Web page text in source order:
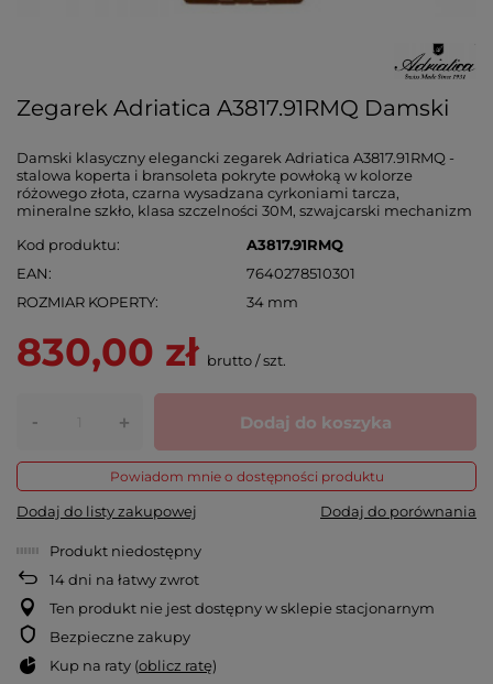
Zegarek Adriatica A3817.91RMQ Damski
Damski klasyczny elegancki zegarek Adriatica A3817.91RMQ -
stalowa koperta i bransoleta pokryte powłoką w kolorze
różowego złota, czarna wysadzana cyrkoniami tarcza,
mineralne szkło, klasa szczelności 30M, szwajcarski mechanizm
Kod produktu
A3817.91RMQ
EAN
7640278510301
ROZMIAR KOPERTY
34 mm
830,00 zł brutto/szt.
- + Dodaj do koszyka
Powiadom mnie o dostępności produktu
Dodaj do listy zakupowej Dodaj do porównania
Produkt niedostępny
14dni na łatwy zwrot
Ten produkt nie jest dostępny w sklepie stacjonarnym
Bezpieczne zakupy
Kup na raty (oblicz ratę)